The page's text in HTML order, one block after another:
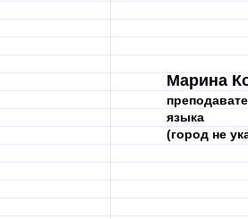
Марина
языка
(город не